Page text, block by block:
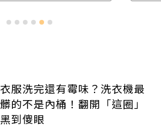
衣服洗完還有霉味？洗衣機最
髒的不是內桶！翻開「這圈」
黑到傻眼